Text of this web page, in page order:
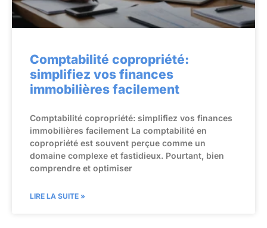
Comptabilité copropriété:
simplifiez vos finances
immobilières facilement
Comptabilité copropriété: simplifiez vos finances
immobilières facilement La comptabilité en
copropriété est souvent perçue comme un
domaine complexe et fastidieux. Pourtant, bien
comprendre et optimiser
LIRE LA SUITE »